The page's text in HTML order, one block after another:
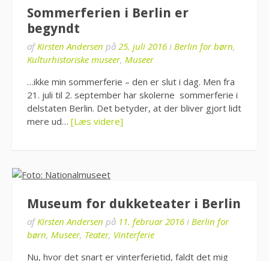
Sommerferien i Berlin er
begyndt
afKirsten Andersen på 25. juli 2016 i Berlin for børn,
Kulturhistoriske museer, Museer
…ikke min sommerferie – den er slut i dag. Men fra
21. juli til 2. september har skolerne sommerferie i
delstaten Berlin. Det betyder, at der bliver gjort lidt
mere ud… [Læs videre]
Museum for dukketeater i Berlin
afKirsten Andersen på 11. februar 2016 i Berlin for
børn, Museer, Teater, Vinterferie
Nu, hvor det snart er vinterferietid, faldt det mig